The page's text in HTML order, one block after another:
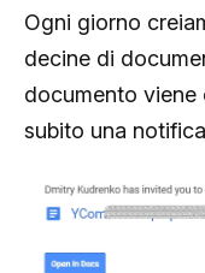
Ogni giorno
decine di
documento
subito una